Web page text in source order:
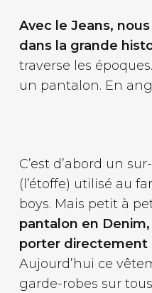
Avec le Jeans,
dans la grande
traverse les
un pantalon. En
C’est d’abord un
(l’étoffe) utilisé au
boys. Mais petit à
pantalon en
porter directement
Aujourd’hui ce
garde-robes sur